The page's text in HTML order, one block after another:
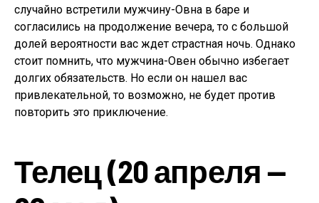
случайно встретили мужчину-Овна в баре и
согласились на продолжение вечера, то с большой
долей вероятности вас ждет страстная ночь. Однако
стоит помнить, что мужчина-Овен обычно избегает
долгих обязательств. Но если он нашел вас
привлекательной, то возможно, не будет против
повторить это приключение.
Телец (20 апреля —